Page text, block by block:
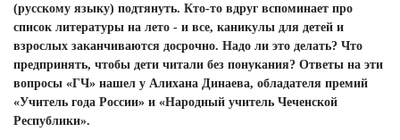
(русскому языку) подтянуть. Кто-то вдруг вспоминает про
список литературы на лето - и все, каникулы для детей и
взрослых заканчиваются досрочно. Надо ли это делать? Что
предпринять, чтобы дети читали без понукания? Ответы на эти
вопросы «ГЧ» нашел у Алихана Динаева, обладателя премий
«Учитель года России» и «Народный учитель Чеченской
Республики».